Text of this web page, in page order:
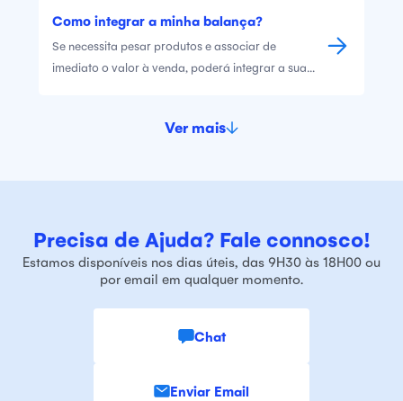
Assim, apresentamos aqui soluções associadas a
algumas dificuldades dete
Como integrar a minha balança?
Se necessita pesar produtos e associar de
imediato o valor à venda, poderá integrar a sua
Ver mais
Precisa de Ajuda? Fale connosco!
Estamos disponíveis nos dias úteis, das 9H30 às 18H00 ou
por email em qualquer momento.
Chat
Enviar Email